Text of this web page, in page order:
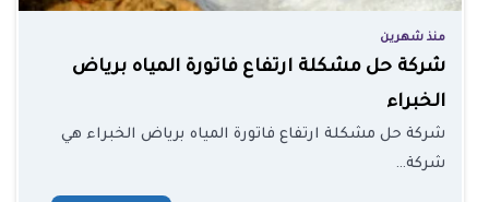
منذ شهرين
شركة حل مشكلة ارتفاع فاتورة المياه برياض
الخبراء
شركة حل مشكلة ارتفاع فاتورة المياه برياض الخبراء هي
شركة…